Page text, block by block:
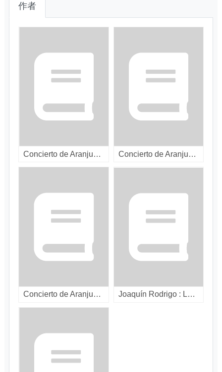
作者
Concierto de Aranjuez ; Concerto for guitar and orchestra / [compact disc] Concierto de Aranjuez ; Fantasia para un gentilhombre / [compact disc]
Concierto de Aranjuez ; Fantasia para un gentilhombre / [LP] Joaquín Rodrigo : Last of the Spanish romantics. [compact disc]